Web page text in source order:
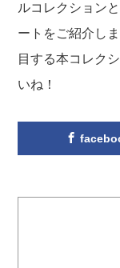
ルコレクション
ートをご紹介し
目する本コレク
いね！